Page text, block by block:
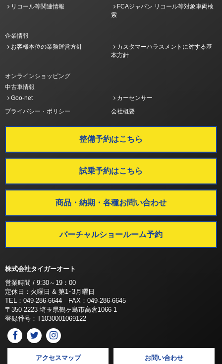
リコール等関連情報
FCAジャパン リコール等対象車両検
索
企業情報
お客様本位の業務運営方針
カスタマーハラスメントに対する基
本方針
オンラインショッピング
中古車情報
Goo-net
カーセンサー
プライバシー・ポリシー
会社概要
整備予約はこちら
試乗予約はこちら
商品・納期・各種お問い合わせ
バーチャルショールーム予約
株式会社タイガーオート
営業時間 / 9:30～19：00
定休日：火曜日 & 第1･3月曜日
TEL：049-286-6644 FAX：049-286-6645
〒350-2223 埼玉県鶴ヶ島市高倉1066-1
登録番号：T1030001069122
アクセスマップ お問い合わせ